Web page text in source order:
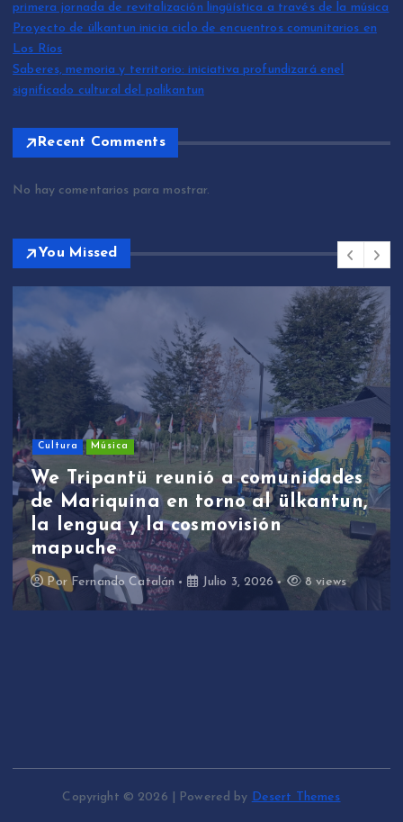
primera jornada de revitalización lingüística a través de la música
Proyecto de ülkantun inicia ciclo de encuentros comunitarios en
Los Ríos
Saberes, memoria y territorio: iniciativa profundizará enel
significado cultural del palikantun
Recent Comments
No hay comentarios para mostrar.
You Missed
Cultura Música
We Tripantü reunió a comunidades
de Mariquina en torno al ülkantun,
la lengua y la cosmovisión
mapuche
Por Fernando Catalán Julio 3, 2026 8 views
Copyright © 2026 | Powered by Desert Themes